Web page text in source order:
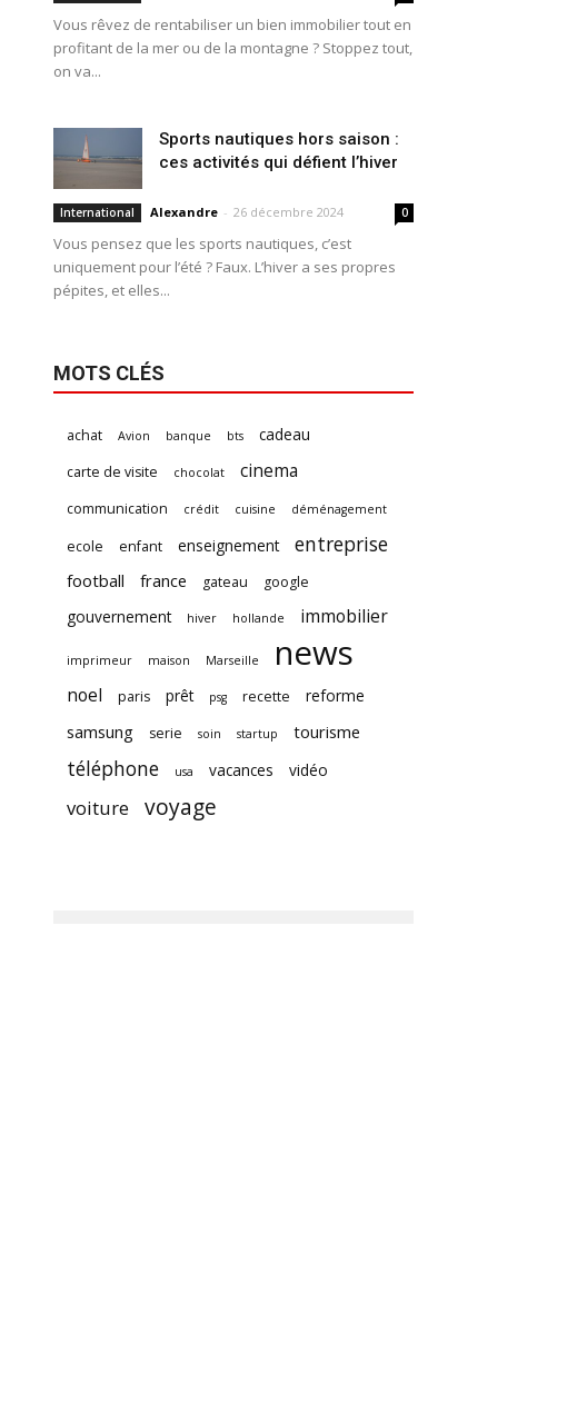
Vous rêvez de rentabiliser un bien immobilier tout en
profitant de la mer ou de la montagne ? Stoppez tout,
on va...
Sports nautiques hors saison :
ces activités qui défient l’hiver
International Alexandre - 26 décembre 2024 0
Vous pensez que les sports nautiques, c’est
uniquement pour l’été ? Faux. L’hiver a ses propres
pépites, et elles...
MOTS CLÉS
achat Avion banque bts cadeau
carte de visite chocolat cinema
communication crédit cuisine déménagement
ecole enfant enseignement entreprise
football france gateau google
gouvernement hiver hollande immobilier
imprimeur maison Marseille news
noel paris prêt psg recette reforme
samsung serie soin startup tourisme
téléphone usa vacances vidéo
voiture voyage